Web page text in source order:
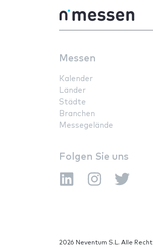
Messen
Kalender
Länder
Städte
Branchen
Messegelände
Folgen Sie uns
2026 Neventum S.L. Alle